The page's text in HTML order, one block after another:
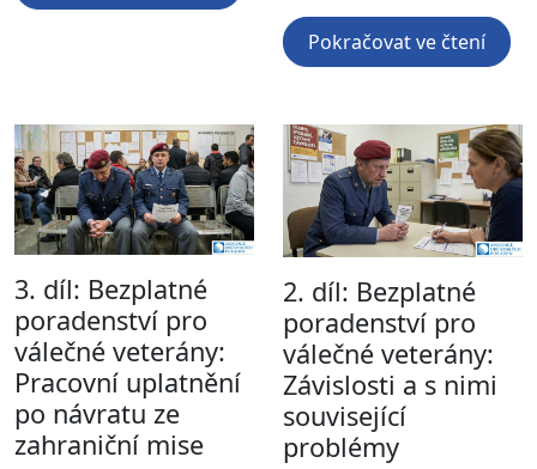
Pokračovat ve čtení
3. díl: Bezplatné
poradenství pro
válečné veterány:
Pracovní uplatnění
po návratu ze
zahraniční mise
2. díl: Bezplatné
poradenství pro
válečné veterány:
Závislosti a s nimi
související
problémy